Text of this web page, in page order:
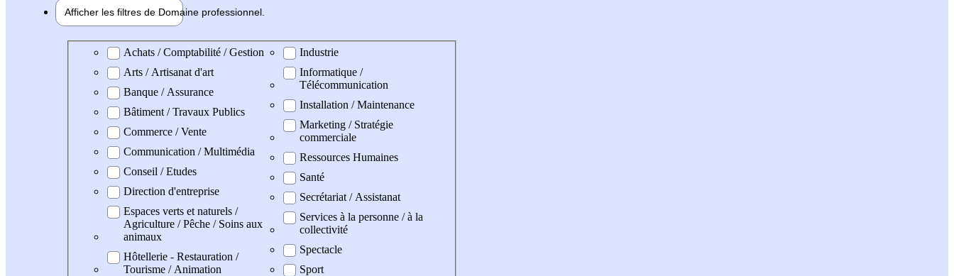
Afficher les filtres de Domaine professionnel
Domaine professionel
Achats / Comptabilité / Gestion
Arts / Artisanat d'art
Banque / Assurance
Bâtiment / Travaux Publics
Commerce / Vente
Communication / Multimédia
Conseil / Etudes
Direction d'entreprise
Espaces verts et naturels /
Agriculture / Pêche / Soins aux
animaux
Hôtellerie - Restauration /
Tourisme / Animation
Industrie
Informatique /
Télécommunication
Installation / Maintenance
Marketing / Stratégie
commerciale
Ressources Humaines
Santé
Secrétariat / Assistanat
Services à la personne / à la
collectivité
Spectacle
Sport